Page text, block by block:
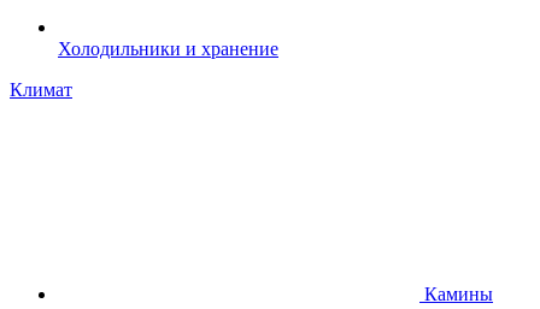
Холодильники и хранение
Климат
Камины